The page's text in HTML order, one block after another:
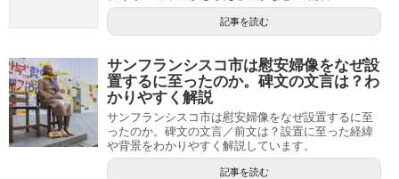
記事を読む
サンフランシスコ市は慰安婦像をなぜ設
置するに至ったのか。碑文の文言は？わ
かりやすく解説
サンフランシスコ市は慰安婦像をなぜ設置するに至
ったのか。碑文の文言／前文は？設置に至った経緯
や背景をわかりやすく解説しています。
記事を読む